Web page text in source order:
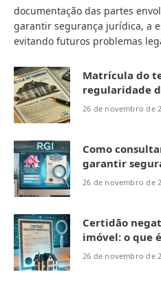
documentação das partes
garantir segurança jurídica, a
evitando futuros problemas
Matrícula do
regularidade
26 de novembro de
Como
garantir
26 de novembro de
Certidão
imóvel: o que
26 de novembro de